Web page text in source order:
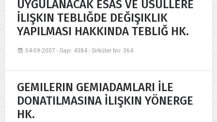
UYGULANACAK ESAS VE USULLERE
İLIŞKIN TEBLIĞDE DEĞIŞIKLIK
YAPILMASI HAKKINDA TEBLIĞ HK.
04-09-2007 - Sayı: 4384 - Sirküler No: 364
GEMILERIN GEMIADAMLARI İLE
DONATILMASINA İLIŞKIN YÖNERGE
HK.